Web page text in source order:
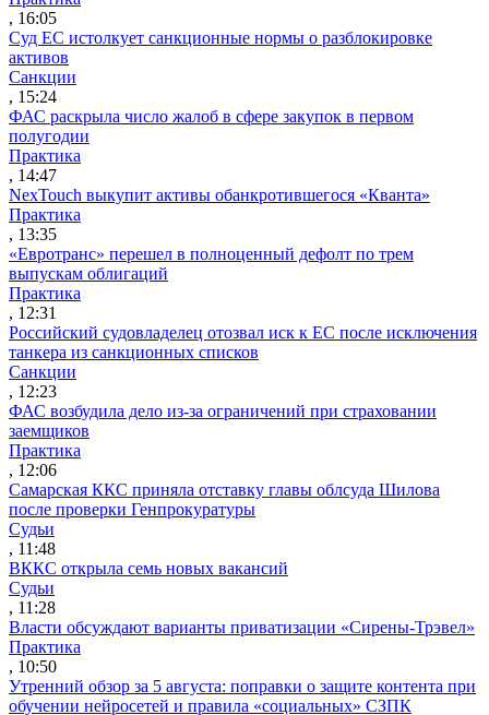
, 16:05
Суд ЕС истолкует санкционные нормы о разблокировке
активов
Санкции
, 15:24
ФАС раскрыла число жалоб в сфере закупок в первом
полугодии
Практика
, 14:47
NexTouch выкупит активы обанкротившегося «Кванта»
Практика
, 13:35
«Евротранс» перешел в полноценный дефолт по трем
выпускам облигаций
Практика
, 12:31
Российский судовладелец отозвал иск к ЕС после исключения
танкера из санкционных списков
Санкции
, 12:23
ФАС возбудила дело из-за ограничений при страховании
заемщиков
Практика
, 12:06
Самарская ККС приняла отставку главы облсуда Шилова
после проверки Генпрокуратуры
Судьи
, 11:48
ВККС открыла семь новых вакансий
Судьи
, 11:28
Власти обсуждают варианты приватизации «Сирены-Трэвел»
Практика
, 10:50
Утренний обзор за 5 августа: поправки о защите контента при
обучении нейросетей и правила «социальных» СЗПК